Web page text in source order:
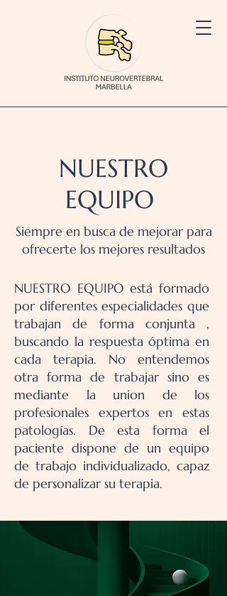
NUESTRO
EQUIPO
Siempre en busca de mejorar para
ofrecerte los mejores resultados
NUESTRO EQUIPO está formado
por diferentes especialidades que
trabajan de forma conjunta ,
buscando la respuesta óptima en
cada terapia. No entendemos
otra forma de trabajar sino es
mediante la union de los
profesionales expertos en estas
patologías. De esta forma el
paciente dispone de un equipo
de trabajo individualizado, capaz
de personalizar su terapia.